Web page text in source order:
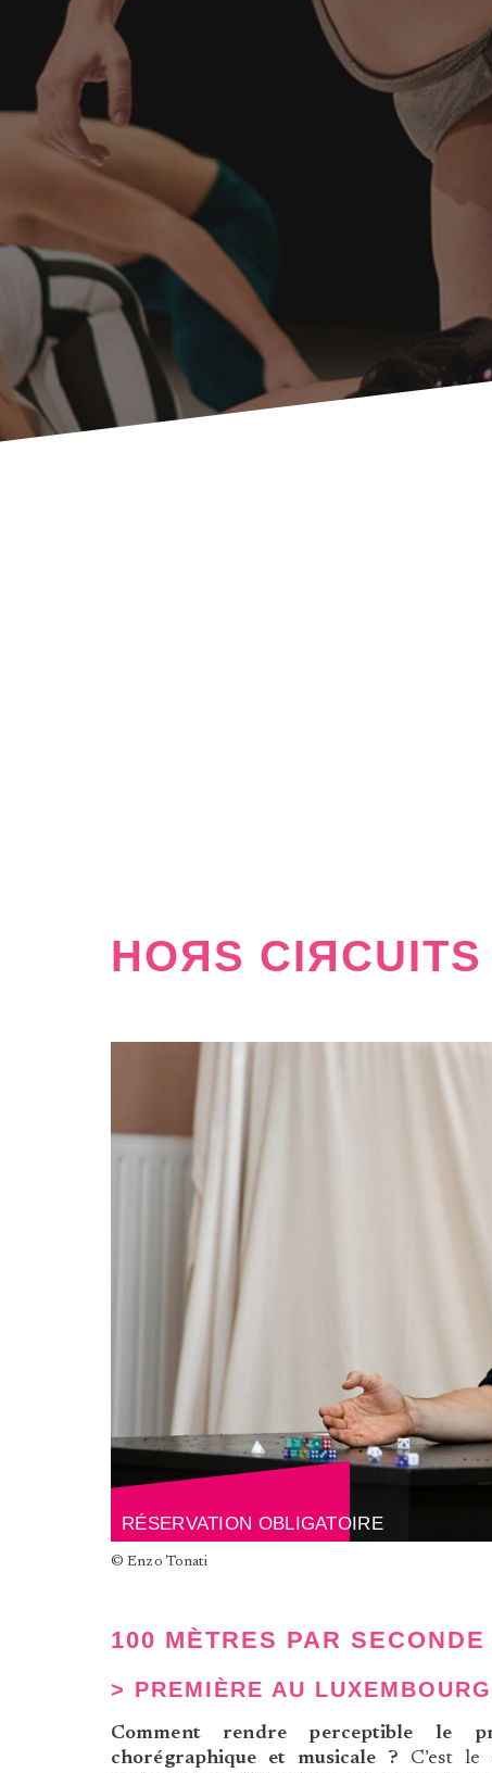
HOЯS CIЯCUITS
RÉSERVATION OBLIGATOIRE
© Enzo Tonati
100 MÈTRES PAR
> PREMIÈRE AU LUXEMBOURG
Comment rendre perceptible le
chorégraphique et musicale ? C’est